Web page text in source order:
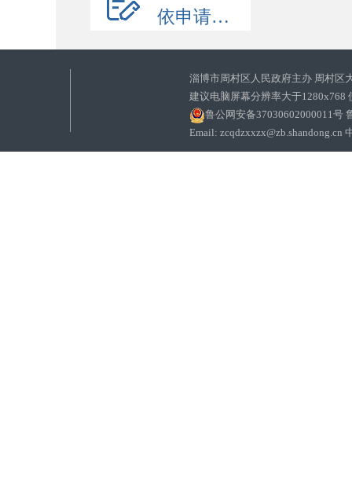
依申请公开
淄博市周村区人民政府主办 周村区
建议电脑屏幕分辨率大于1280x768
鲁公网安备37030602000011号
Email: zcqdzxxzx@zb.shandong.cn